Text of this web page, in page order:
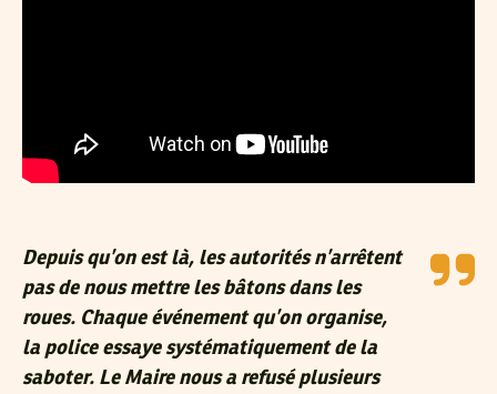
Depuis qu’on est là, les autorités n’arrêtent
pas de nous mettre les bâtons dans les
roues. Chaque événement qu’on organise,
la police essaye systématiquement de la
saboter. Le Maire nous a refusé plusieurs